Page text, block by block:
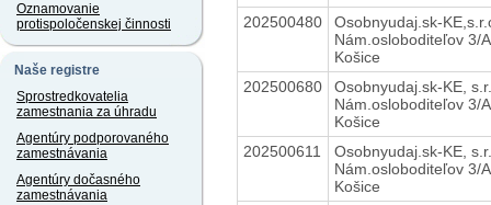
Oznamovanie
protispoločenskej činnosti
Naše registre
Sprostredkovatelia
zamestnania za úhradu
Agentúry podporovaného
zamestnávania
Agentúry dočasného
zamestnávania
202500480
Osobnyudaj.sk-
Nám.osloboditeľov 3/
Košice
202500680
Osobnyudaj.sk-KE,
Nám.osloboditeľov 3/
Košice
202500611
Osobnyudaj.sk-KE,
Nám.osloboditeľov 3/
Košice